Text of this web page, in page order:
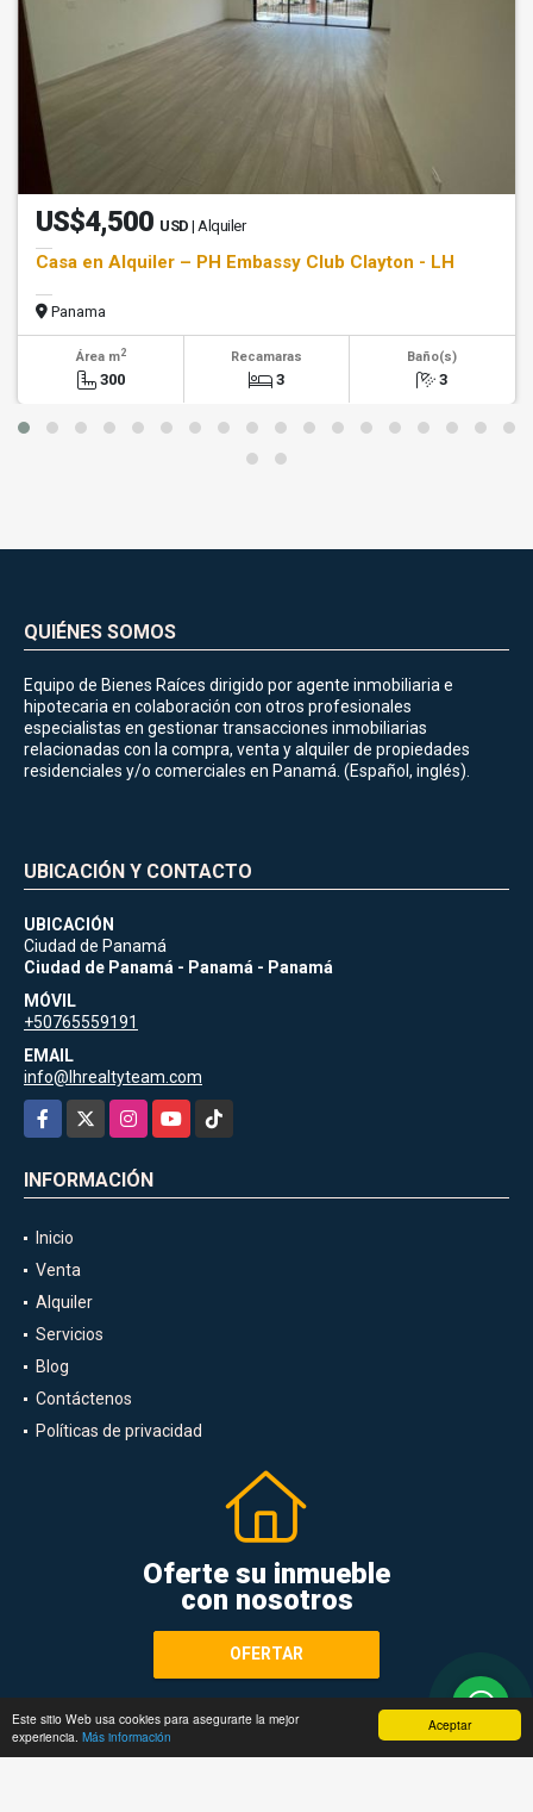
Aceptar
Este sitio Web usa cookies para asegurarte la mejor
experiencia. Más información
US$4,500 USD | Alquiler
Casa en Alquiler – PH Embassy Club Clayton - LH
Panama
Área m2
300
Recamaras
3
Baño(s)
3
QUIÉNES SOMOS
Equipo de Bienes Raíces dirigido por agente inmobiliaria e
hipotecaria en colaboración con otros profesionales
especialistas en gestionar transacciones inmobiliarias
relacionadas con la compra, venta y alquiler de propiedades
residenciales y/o comerciales en Panamá. (Español, inglés).
UBICACIÓN Y CONTACTO
UBICACIÓN
Ciudad de Panamá
Ciudad de Panamá - Panamá - Panamá
MÓVIL
+50765559191
EMAIL
info@lhrealtyteam.com
Facebook
InstagramYouTubeTikTok
INFORMACIÓN
Inicio
Venta
Alquiler
Servicios
Blog
Contáctenos
Políticas de privacidad
Oferte su inmueble
con nosotros
OFERTAR